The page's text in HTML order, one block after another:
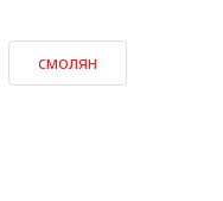
смолян